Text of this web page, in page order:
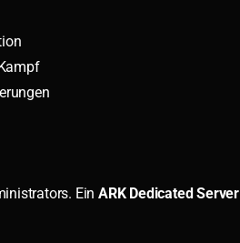
Ein ARK Dedicated Server